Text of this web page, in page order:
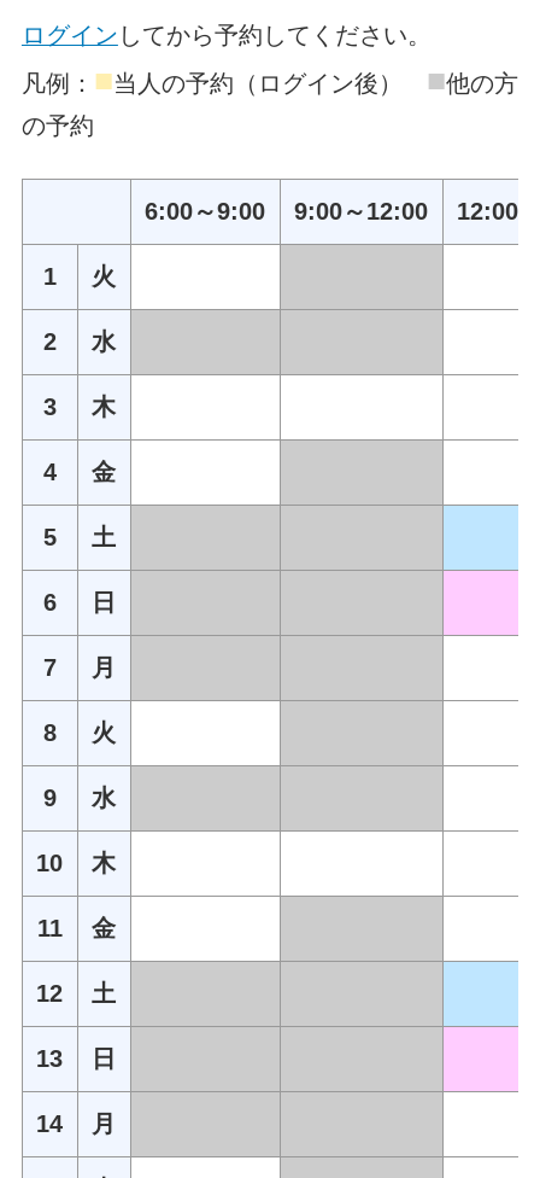
ログイン してから予約してください。
凡例： ■当人の予約（ログイン後） ■他の方
の予約
6:00～9:00 9:00～12:00 12:00
1 火
2 水
3 木
4 金
5 土
6 日
7 月
8 火
9 水
10 木
11 金
12 土
13 日
14 月